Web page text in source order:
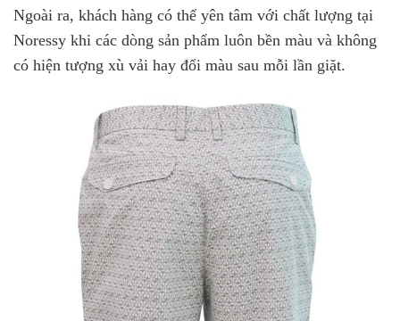
Ngoài ra, khách hàng có thể yên tâm với chất lượng tại
Noressy khi các dòng sản phẩm luôn bền màu và không
có hiện tượng xù vải hay đổi màu sau mỗi lần giặt.